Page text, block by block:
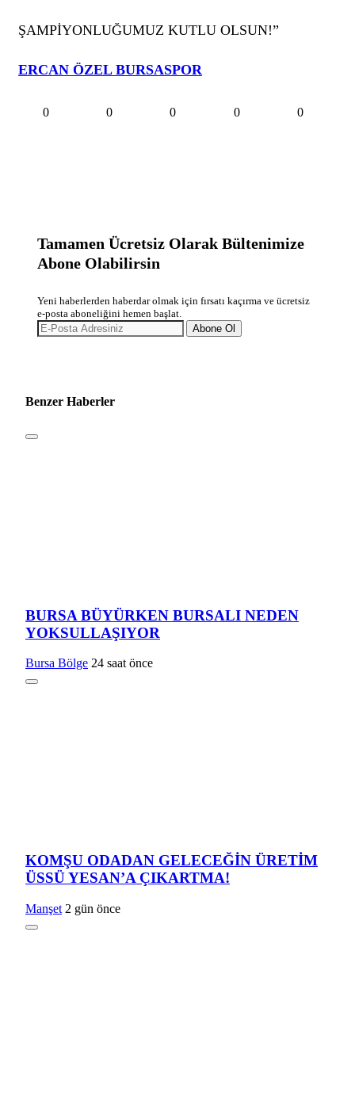
ŞAMPİYONLUĞUMUZ KUTLU OLSUN!”
ERCAN ÖZEL BURSASPOR
0 0 0 0 0
Tamamen Ücretsiz Olarak Bültenimize
Abone Olabilirsin
Yeni haberlerden haberdar olmak için fırsatı kaçırma ve ücretsiz
e-posta aboneliğini hemen başlat.
Abone Ol
Benzer Haberler
BURSA BÜYÜRKEN BURSALI NEDEN
YOKSULLAŞIYOR
Bursa Bölge 24 saat önce
KOMŞU ODADAN GELECEĞİN ÜRETİM
ÜSSÜ YESAN’A ÇIKARTMA!
Manşet 2 gün önce